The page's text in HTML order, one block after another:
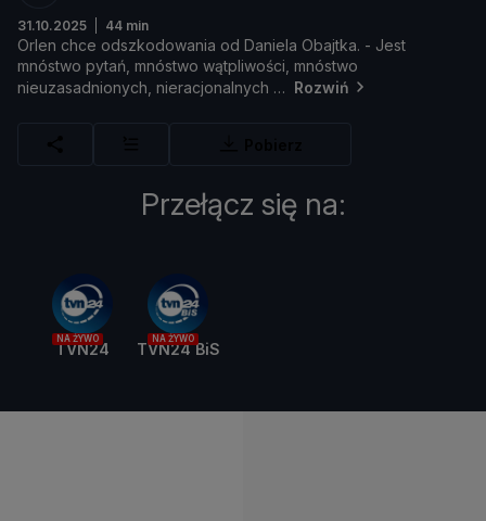
31.10.2025 44 min
Orlen chce odszkodowania od Daniela Obajtka. - Jest
mnóstwo pytań, mnóstwo wątpliwości, mnóstwo
nieuzasadnionych, nieracjonalnych Rozwiń
Przełącz się na:
NA ŻYWO
TVN24
NA ŻYWO
TVN24 BiS